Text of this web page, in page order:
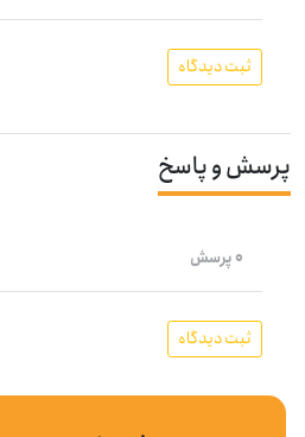
ثبت دیدگاه
پرسش و پاسخ
0 پرسش
ثبت دیدگاه